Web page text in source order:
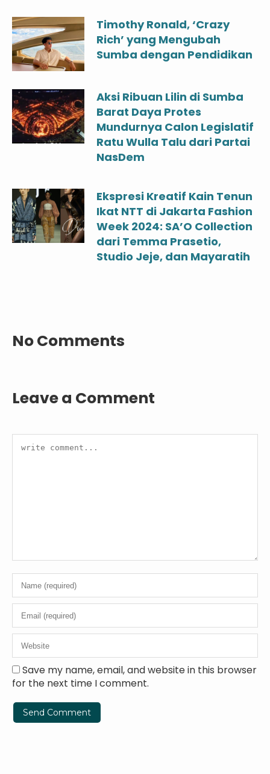
Timothy Ronald, ‘Crazy
Rich’ yang Mengubah
Sumba dengan Pendidikan
Aksi Ribuan Lilin di Sumba
Barat Daya Protes
Mundurnya Calon Legislatif
Ratu Wulla Talu dari Partai
NasDem
Ekspresi Kreatif Kain Tenun
Ikat NTT di Jakarta Fashion
Week 2024: SA’O Collection
dari Temma Prasetio,
Studio Jeje, dan Mayaratih
No Comments
Leave a Comment
Save my name, email, and website in this browser
for the next time I comment.